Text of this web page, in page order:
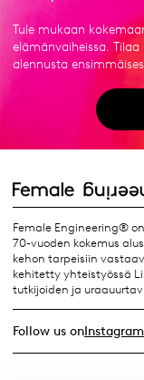
Tule mukaan
elämänvaiheissa.
alennusta
Female Engineering®
70-vuoden kokemus
kehon tarpeisiin
kehitetty yhteistyössä
tutkijoiden ja
Follow us onInstagram